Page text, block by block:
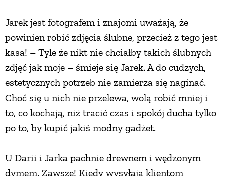
Jarek jest fotografem i znajomi uważają, że
powinien robić zdjęcia ślubne, przecież z tego jest
kasa! – Tyle że nikt nie chciałby takich ślubnych
zdjęć jak moje – śmieje się Jarek. A do cudzych,
estetycznych potrzeb nie zamierza się naginać.
Choć się u nich nie przelewa, wolą robić mniej i
to, co kochają, niż tracić czas i spokój ducha tylko
po to, by kupić jakiś modny gadżet.
U Darii i Jarka pachnie drewnem i wędzonym
dymem. Zawsze! Kiedy wysyłają klientom